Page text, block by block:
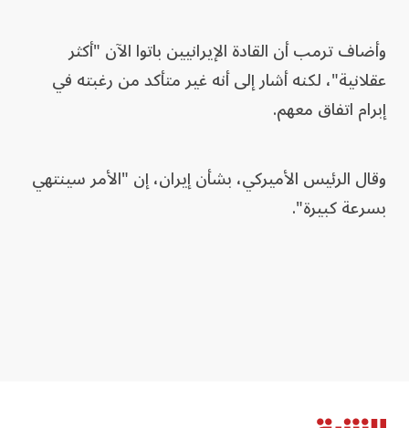
وأضاف ترمب أن القادة الإيرانيين باتوا الآن "أكثر
عقلانية"، لكنه أشار إلى أنه غير متأكد من رغبته في
إبرام اتفاق معهم.
وقال الرئيس الأميركي، بشأن إيران، إن "الأمر سينتهي
بسرعة كبيرة".